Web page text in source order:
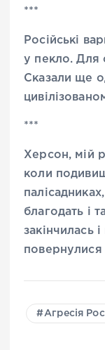
***
Російські
у пекло. Для
Сказали ще
***
Херсон, мій
коли
благодать і
закінчилась
Агресія